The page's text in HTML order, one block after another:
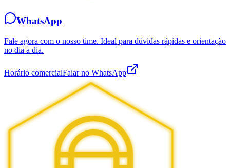
WhatsApp
Fale agora com o nosso time. Ideal para dúvidas rápidas e orientação
no dia a dia.
Horário comercialFalar no WhatsApp